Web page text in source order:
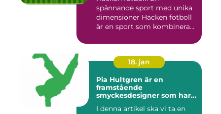
spännande sport med unika
dimensioner Häcken fotboll
är en sport som kombinerar
18. jan
Pia Hultgren är en
framstående
smyckesdesigner som har
unika och vackra smycken i
I denna artikel ska vi ta en